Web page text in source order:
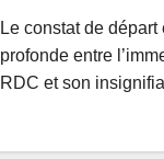
Le constat de départ
profonde entre
RDC et son